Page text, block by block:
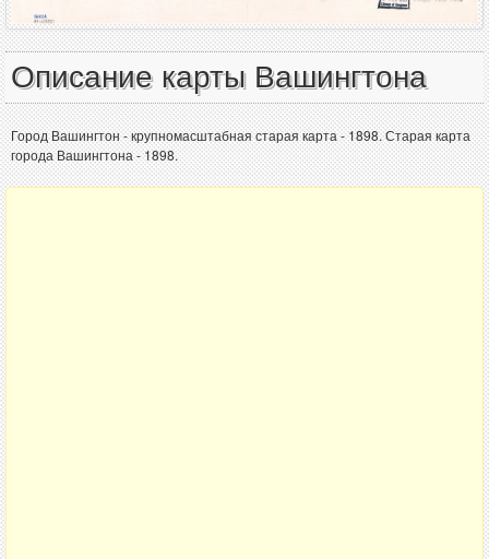
Описание карты Вашингтона
Город Вашингтон - крупномасштабная старая карта - 1898. Старая карта
города Вашингтона - 1898.